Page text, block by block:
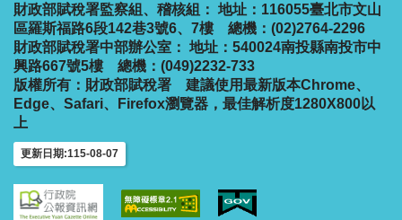
財政部賦稅署監察組、稽核組： 地址：116055臺北市文山
區羅斯福路6段142巷3號6、7樓 總機：(02)2764-2296
財政部賦稅署中部辦公室： 地址：540024南投縣南投市中
興路667號5樓 總機：(049)2232-733
版權所有：財政部賦稅署 建議使用最新版本Chrome、
Edge、Safari、Firefox瀏覽器，最佳解析度1280X800以
上
更新日期:115-08-07